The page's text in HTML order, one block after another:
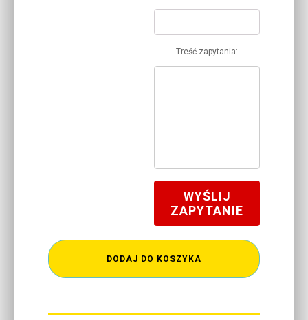
Treść zapytania:
WYŚLIJ
ZAPYTANIE
DODAJ DO KOSZYKA